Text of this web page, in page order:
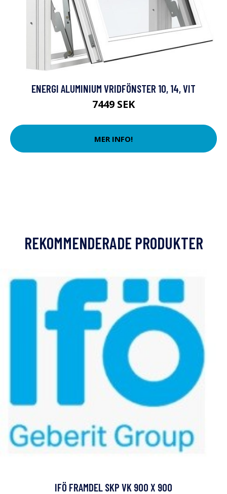
ENERGI ALUMINIUM VRIDFÖNSTER 10, 14, VIT
7449 SEK
MER INFO!
REKOMMENDERADE PRODUKTER
IFÖ FRAMDEL SKP VK 900 X 900